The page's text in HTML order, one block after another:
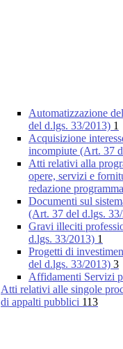
Automatizzazione
del d.lgs. 33/2013) 1
Acquisizione
incompiute (Art. 37
Atti relativi alla
opere, servizi e
redazione
Documenti sul
(Art. 37 del d.lgs.
Gravi illeciti
d.lgs. 33/2013) 1
Progetti di
del d.lgs. 33/2013) 3
Affidamenti Servizi
Atti relativi alle singole
di appalti pubblici 113